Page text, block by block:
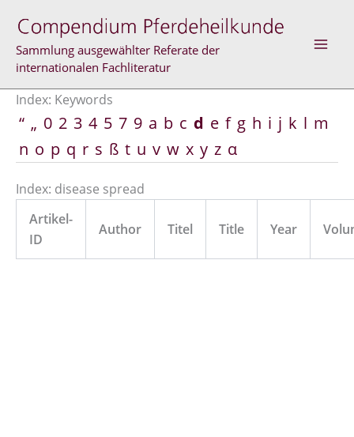
content
Sammlung ausgewählter Referate der
internationalen Fachliteratur
Index: Keywords
“ „ 0 2 3 4 5 7 9 a b c d e f g h i j k l m
n o p q r s ß t u v w x y z α
Index: disease spread
Artikel-
ID
Author Titel Title Year